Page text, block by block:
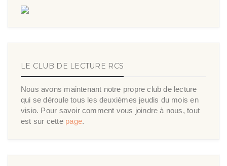
LE CLUB DE LECTURE RCS
Nous avons maintenant notre propre club de lecture
qui se déroule tous les deuxièmes jeudis du mois en
visio. Pour savoir comment vous joindre à nous, tout
est sur cette page.